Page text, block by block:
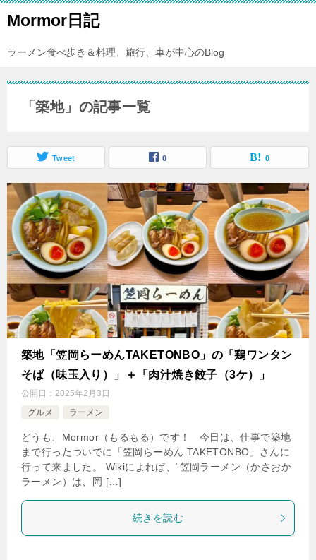
Mormor日記
ラーメン食べ歩き＆料理、旅行、車が中心のBlog
「築地」の記事一覧
Tweet 0 0
築地「笠岡らーめんTAKETONBO」の「鶏ワンタン
そば（味玉入り）」＋「肉汁焼き餃子（3ケ）」
公開日： 2025年2月3日
グルメ
ラーメン
どうも、Mormor（もるもる）です！ 今日は、仕事で築地
まで行ったついでに「笠岡らーめん TAKETONBO」さんに
行って来ました。 Wikiによれば、“笠岡ラーメン（かさおか
ラーメン）は、岡 […]
続きを読む